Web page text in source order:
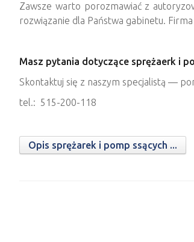
Zawsze warto porozmawiać z
rozwiązanie dla Państwa gabinetu.
Masz pytania dotyczące sprężaerk i
Skontaktuj się z naszym specjalistą —
tel.: 515-200-118
Opis sprężarek i pomp ssących ...